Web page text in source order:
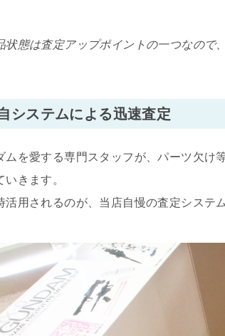
状態は査定アップポイントの一つなので
システムによる迅速査定
ムを愛する専門スタッフが、パーツ欠け
いきます。
活用されるのが、当店自慢の査定システム